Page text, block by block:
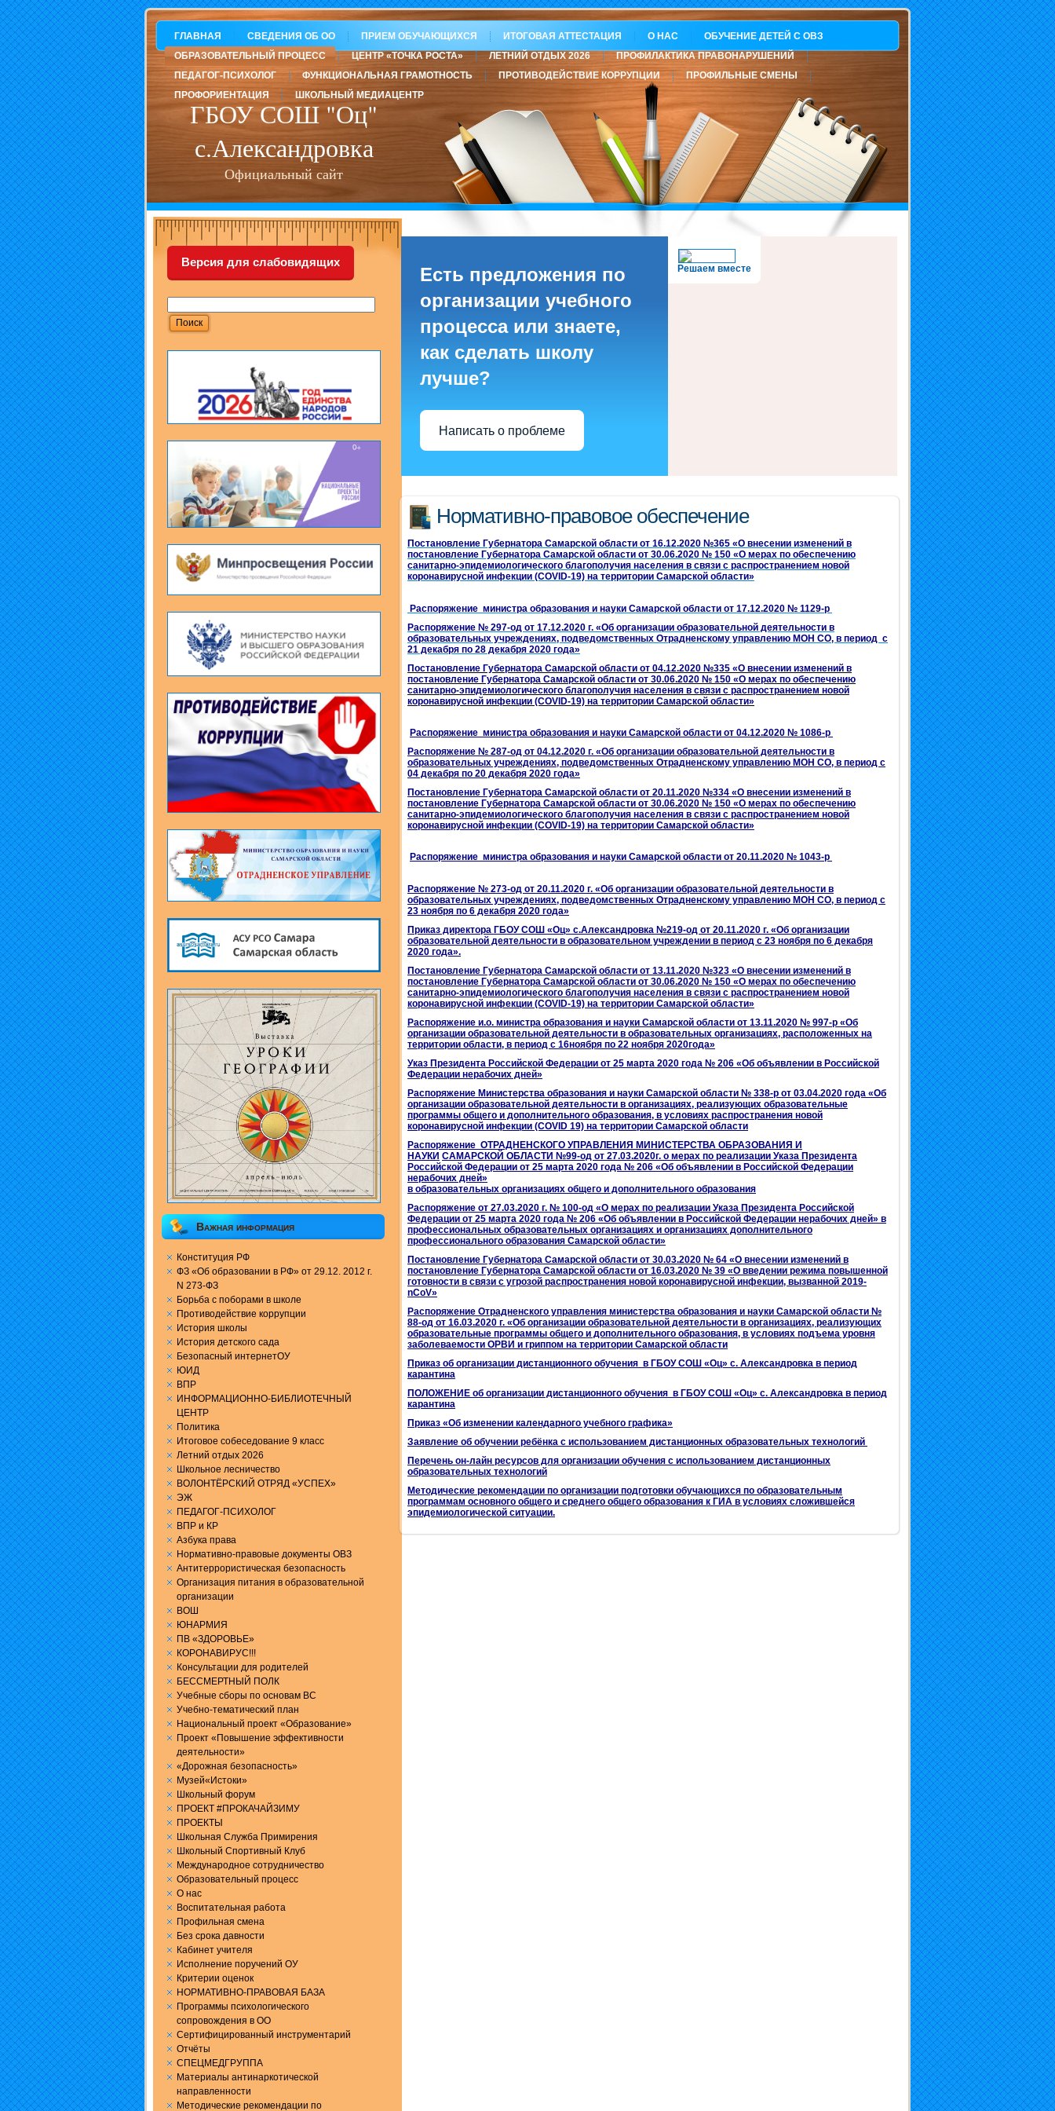
ГБОУ СОШ "Оц"
с.Александровка
Официальный сайт
ГЛАВНАЯ СВЕДЕНИЯ ОБ ОО ПРИЕМ ОБУЧАЮЩИХСЯ ИТОГОВАЯ АТТЕСТАЦИЯ О НАС
ОБУЧЕНИЕ ДЕТЕЙ С ОВЗ
ОБРАЗОВАТЕЛЬНЫЙ ПРОЦЕСС
ЦЕНТР «ТОЧКА РОСТА» ЛЕТНИЙ ОТДЫХ 2026
ПРОФИЛАКТИКА ПРАВОНАРУШЕНИЙ
ПЕДАГОГ-ПСИХОЛОГ
ФУНКЦИОНАЛЬНАЯ ГРАМОТНОСТЬ ПРОТИВОДЕЙСТВИЕ КОРРУПЦИИ
ПРОФИЛЬНЫЕ СМЕНЫ
ПРОФОРИЕНТАЦИЯ
ШКОЛЬНЫЙ МЕДИАЦЕНТР
Версия для слабовидящих
Важная информация
Конституция РФ
ФЗ «Об образовании в РФ» от 29.12. 2012 г.
N 273-ФЗ
Борьба с поборами в школе
Противодействие коррупции
История школы
История детского сада
Безопасный интернетОУ
ЮИД
ВПР
ИНФОРМАЦИОННО-БИБЛИОТЕЧНЫЙ
ЦЕНТР
Политика
Итоговое собеседование 9 класс
Летний отдых 2026
Школьное лесничество
ВОЛОНТЁРСКИЙ ОТРЯД «УСПЕХ»
ЭЖ
ПЕДАГОГ-ПСИХОЛОГ
ВПР и КР
Aзбука права
Нормативно-правовые документы ОВЗ
Антитеррористическая безопасность
Организация питания в образовательной
организации
ВОШ
ЮНАРМИЯ
ПВ «ЗДОРОВЬЕ»
КОРОНАВИРУС!!!
Консультации для родителей
БЕССМЕРТНЫЙ ПОЛК
Учебные сборы по основам ВС
Учебно-тематический план
Национальный проект «Образование»
Проект «Повышение эффективности
деятельности»
«Дорожная безопасность»
Музей«Истоки»
Школьный форум
ПРОЕКТ #ПРОКАЧАЙЗИМУ
ПРОЕКТЫ
Школьная Служба Примирения
Школьный Спортивный Клуб
Международное сотрудничество
Образовательный процесс
О нас
Воспитательная работа
Профильная смена
Без срока давности
Кабинет учителя
Исполнение поручений ОУ
Критерии оценок
НОРМАТИВНО-ПРАВОВАЯ БАЗА
Программы психологического
сопровождения в ОО
Сертифицированный инструментарий
Отчёты
СПЕЦМЕДГРУППА
Материалы антинаркотической
направленности
Методические рекомендации по
Решаем вместе
Есть предложения по
организации учебного
процесса или знаете,
как сделать школу
лучше?
Написать о проблеме
Нормативно-правовое обеспечение
Постановление Губернатора Самарской области от 16.12.2020 №365 «О внесении изменений в
постановление Губернатора Самарской области от 30.06.2020 № 150 «О мерах по обеспечению
санитарно-эпидемиологического благополучия населения в связи с распространением новой
коронавирусной инфекции (COVID-19) на территории Самарской области»
Распоряжение министра образования и науки Самарской области от 17.12.2020 № 1129-р
Распоряжение № 297-од от 17.12.2020 г. «Об организации образовательной деятельности в
образовательных учреждениях, подведомственных Отрадненскому управлению МОН СО, в период с
21 декабря по 28 декабря 2020 года»
Постановление Губернатора Самарской области от 04.12.2020 №335 «О внесении изменений в
постановление Губернатора Самарской области от 30.06.2020 № 150 «О мерах по обеспечению
санитарно-эпидемиологического благополучия населения в связи с распространением новой
коронавирусной инфекции (COVID-19) на территории Самарской области»
Распоряжение министра образования и науки Самарской области от 04.12.2020 № 1086-р
Распоряжение № 287-од от 04.12.2020 г. «Об организации образовательной деятельности в
образовательных учреждениях, подведомственных Отрадненскому управлению МОН СО, в период с
04 декабря по 20 декабря 2020 года»
Постановление Губернатора Самарской области от 20.11.2020 №334 «О внесении изменений в
постановление Губернатора Самарской области от 30.06.2020 № 150 «О мерах по обеспечению
санитарно-эпидемиологического благополучия населения в связи с распространением новой
коронавирусной инфекции (COVID-19) на территории Самарской области»
Распоряжение министра образования и науки Самарской области от 20.11.2020 № 1043-р
Распоряжение № 273-од от 20.11.2020 г. «Об организации образовательной деятельности в
образовательных учреждениях, подведомственных Отрадненскому управлению МОН СО, в период с
23 ноября по 6 декабря 2020 года»
Приказ директора ГБОУ СОШ «Оц» с.Александровка №219-од от 20.11.2020 г. «Об организации
образовательной деятельности в образовательном учреждении в период с 23 ноября по 6 декабря
2020 года».
Постановление Губернатора Самарской области от 13.11.2020 №323 «О внесении изменений в
постановление Губернатора Самарской области от 30.06.2020 № 150 «О мерах по обеспечению
санитарно-эпидемиологического благополучия населения в связи с распространением новой
коронавирусной инфекции (COVID-19) на территории Самарской области»
Распоряжение и.о. министра образования и науки Самарской области от 13.11.2020 № 997-р «Об
организации образовательной деятельности в образовательных организациях, расположенных на
территории области, в период с 16ноября по 22 ноября 2020года»
Указ Президента Российской Федерации от 25 марта 2020 года № 206 «Об объявлении в Российской
Федерации нерабочих дней»
Распоряжение Министерства образования и науки Самарской области № 338-р от 03.04.2020 года «Об
организации образовательной деятельности в организациях, реализующих образовательные
программы общего и дополнительного образования, в условиях распространения новой
коронавирусной инфекции (COVID 19) на территории Самарской области
Распоряжение ОТРАДНЕНСКОГО УПРАВЛЕНИЯ МИНИСТЕРСТВА ОБРАЗОВАНИЯ И
НАУКИ САМАРСКОЙ ОБЛАСТИ №99-од от 27.03.2020г. о мерах по реализации Указа Президента
Российской Федерации от 25 марта 2020 года № 206 «Об объявлении в Российской Федерации
нерабочих дней»
в образовательных организациях общего и дополнительного образования
Распоряжение от 27.03.2020 г. № 100-од «О мерах по реализации Указа Президента Российской
Федерации от 25 марта 2020 года № 206 «Об объявлении в Российской Федерации нерабочих дней» в
профессиональных образовательных организациях и организациях дополнительного
профессионального образования Самарской области»
Постановление Губернатора Самарской области от 30.03.2020 № 64 «О внесении изменений в
постановление Губернатора Самарской области от 16.03.2020 № 39 «О введении режима повышенной
готовности в связи с угрозой распространения новой коронавирусной инфекции, вызванной 2019-
nCoV»
Распоряжение Отрадненского управления министерства образования и науки Самарской области №
88-од от 16.03.2020 г. «Об организации образовательной деятельности в организациях, реализующих
образовательные программы общего и дополнительного образования, в условиях подъема уровня
заболеваемости ОРВИ и гриппом на территории Самарской области
Приказ об организации дистанционного обучения в ГБОУ СОШ «Оц» с. Александровка в период
карантина
ПОЛОЖЕНИЕ об организации дистанционного обучения в ГБОУ СОШ «Оц» с. Александровка в период
карантина
Приказ «Об изменении календарного учебного графика»
Заявление об обучении ребёнка с использованием дистанционных образовательных технологий
Перечень он-лайн ресурсов для организации обучения с использованием дистанционных
образовательных технологий
Методические рекомендации по организации подготовки обучающихся по образовательным
программам основного общего и среднего общего образования к ГИА в условиях сложившейся
эпидемиологической ситуации.